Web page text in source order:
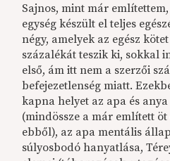
Sajnos, mint már
egység készült el teljes
négy, amelyek az egész
százalékát teszik ki, sokkal
első, ám itt nem a szerzői
befejezetlenség miatt.
kapna helyet az apa és
(mindössze a már említett
ebből), az apa mentális
súlyosbodó hanyatlása,